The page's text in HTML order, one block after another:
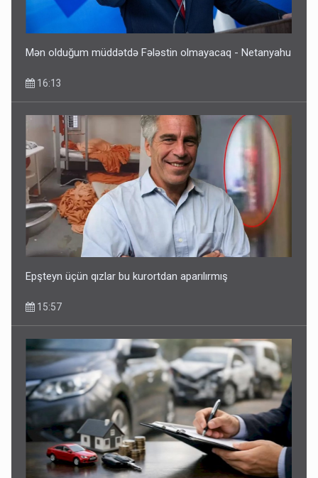
Dünyanı idarə edənlər insanlığın başını bu şou ilə qatır
Fırıldaqçıların yeni silahı: Süni intellekt - Bunları etməzdən
əvvəl diqqətli olun
10:56
Mən olduğum müddətdə Fələstin olmayacaq - Netanyahu
16:13
Epşteyn üçün qızlar bu kurortdan aparılırmış
15:57